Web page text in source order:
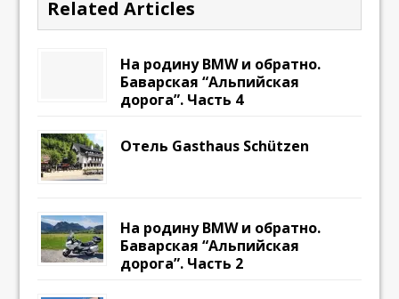
Related Articles
На родину BMW и обратно.
Баварская “Альпийская
дорога”. Часть 4
Отель Gasthaus Schützen
На родину BMW и обратно.
Баварская “Альпийская
дорога”. Часть 2